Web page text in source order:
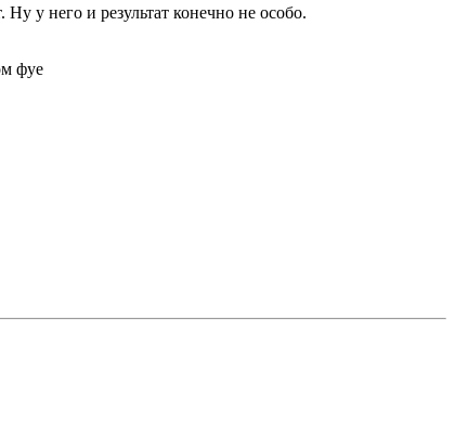
у него и результат конечно не особо.
фуе